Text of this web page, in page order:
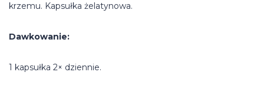
krzemu. Kapsułka żelatynowa.
Dawkowanie:
1 kapsułka 2× dziennie.